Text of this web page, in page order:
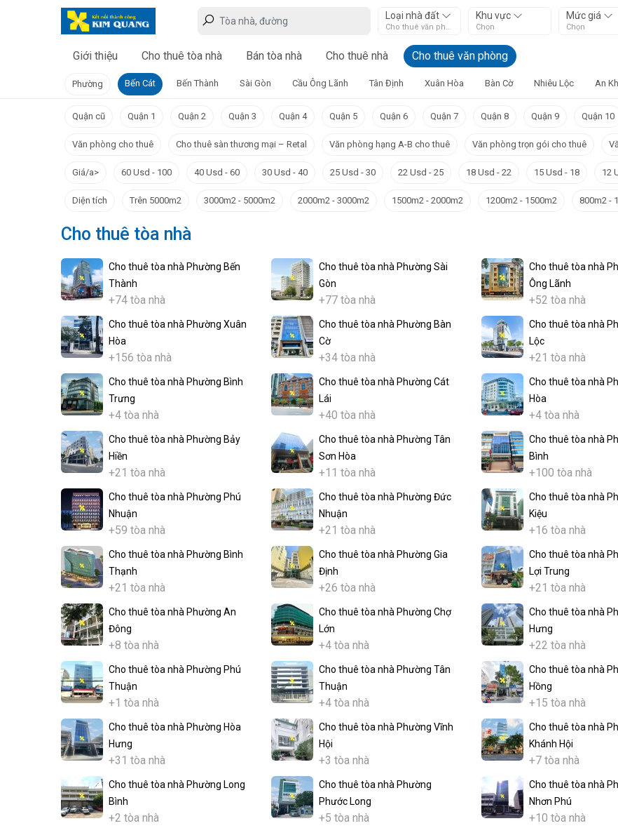
Loại nhà đất
Cho thuê văn phòng
Khu vực
Chọn
Mức giá
Chọn
Giới thiệu Cho thuê tòa nhà Bán tòa nhà Cho thuê nhà Cho thuê văn phòng
Phường Bến Cát Bến Thành Sài Gòn Cầu Ông Lãnh Tân Định Xuân Hòa Bàn Cờ Nhiêu Lộc An
Quận cũ Quận 1 Quận 2 Quận 3 Quận 4 Quận 5 Quận 6 Quận 7 Quận 8 Quận 9 Quận 10
Văn phòng cho thuê Cho thuê sàn thương mại – Retal Văn phòng hạng A-B cho thuê Văn phòng trọn gói cho thuê
Giá/a> 60 Usd - 100 40 Usd - 60 30 Usd - 40 25 Usd - 30 22 Usd - 25 18 Usd - 22 15 Usd - 18 12
Diện tích Trên 5000m2 3000m2 - 5000m2 2000m2 - 3000m2 1500m2 - 2000m2 1200m2 - 1500m2 800m2 -
Cho thuê tòa nhà
Cho thuê tòa nhà Phường Bến
Thành
+74 tòa nhà
Cho thuê tòa nhà Phường Sài
Gòn
+77 tòa nhà
Cho thuê tòa nhà
Ông Lãnh
+52 tòa nhà
Cho thuê tòa nhà Phường Xuân
Hòa
+156 tòa nhà
Cho thuê tòa nhà Phường Bàn
Cờ
+34 tòa nhà
Cho thuê tòa nhà
Lộc
+21 tòa nhà
Cho thuê tòa nhà Phường Bình
Trưng
+4 tòa nhà
Cho thuê tòa nhà Phường Cát
Lái
+40 tòa nhà
Cho thuê tòa nhà
Hòa
+4 tòa nhà
Cho thuê tòa nhà Phường Bảy
Hiền
+21 tòa nhà
Cho thuê tòa nhà Phường Tân
Sơn Hòa
+11 tòa nhà
Cho thuê tòa nhà
Bình
+100 tòa nhà
Cho thuê tòa nhà Phường Phú
Nhuận
+59 tòa nhà
Cho thuê tòa nhà Phường Đức
Nhuận
+21 tòa nhà
Cho thuê tòa nhà
Kiệu
+16 tòa nhà
Cho thuê tòa nhà Phường Bình
Thạnh
+21 tòa nhà
Cho thuê tòa nhà Phường Gia
Định
+26 tòa nhà
Cho thuê tòa nhà
Lợi Trung
+21 tòa nhà
Cho thuê tòa nhà Phường An
Đông
+8 tòa nhà
Cho thuê tòa nhà Phường Chợ
Lớn
+4 tòa nhà
Cho thuê tòa nhà
Hưng
+22 tòa nhà
Cho thuê tòa nhà Phường Phú
Thuận
+1 tòa nhà
Cho thuê tòa nhà Phường Tân
Thuận
+4 tòa nhà
Cho thuê tòa nhà
Hồng
+15 tòa nhà
Cho thuê tòa nhà Phường Hòa
Hưng
+31 tòa nhà
Cho thuê tòa nhà Phường Vĩnh
Hội
+3 tòa nhà
Cho thuê tòa nhà
Khánh Hội
+7 tòa nhà
Cho thuê tòa nhà Phường Long
Bình
+2 tòa nhà
Cho thuê tòa nhà Phường
Phước Long
+5 tòa nhà
Cho thuê tòa nhà
Nhơn Phú
+10 tòa nhà